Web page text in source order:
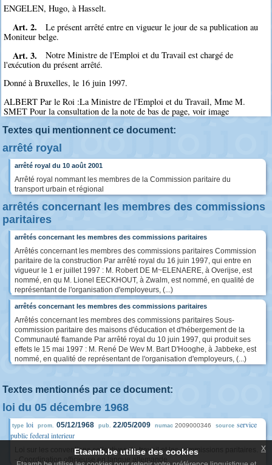
ENGELEN, Hugo, à Hasselt.
Art. 2.
Le présent arrêté entre en vigueur le jour de sa publication au
Moniteur belge.
Art. 3.
Notre Ministre de l'Emploi et du Travail est chargé de
l'exécution du présent arrêté.
Donné à Bruxelles, le 16 juin 1997.
ALBERT Par le Roi :La Ministre de l'Emploi et du Travail, Mme M.
SMET Pour la consultation de la note de bas de page, voir image
Textes qui mentionnent ce document:
arrêté royal
arrêté royal du 10 août 2001
Arrêté royal nommant les membres de la Commission paritaire du
transport urbain et régional
arrêtés concernant les membres des commissions
paritaires
arrêtés concernant les membres des commissions paritaires
Arrêtés concernant les membres des commissions paritaires Commission
paritaire de la construction Par arrêté royal du 16 juin 1997, qui entre en
vigueur le 1 er juillet 1997 : M. Robert DE M~ELENAERE, à Overijse, est
nommé, en qu M. Lionel EECKHOUT, à Zwalm, est nommé, en qualité de
représentant de l'organisation d'employeurs, (...)
arrêtés concernant les membres des commissions paritaires
Arrêtés concernant les membres des commissions paritaires Sous-
commission paritaire des maisons d'éducation et d'hébergement de la
Communauté flamande Par arrêté royal du 10 juin 1997, qui produit ses
effets le 15 mai 1997 : M. René De Wev M. Bart D'Hooghe, à Jabbeke, est
nommé, en qualité de représentant de l'organisation d'employeurs, (...)
Textes mentionnés par ce document:
loi du 05 décembre 1968
type loi prom. 05/12/1968 pub. 22/05/2009 numac 2009000346 source service
public federal interieur
Loi sur les conventions collectives de travail et les commissions paritaires.
- Coordination officieuse en langue allemande
Etaamb.be utilise des cookies x